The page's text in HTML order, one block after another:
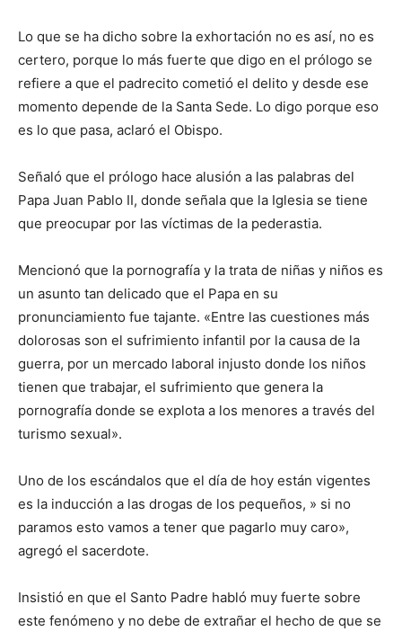
Lo que se ha dicho sobre la exhortación no es así, no es
certero, porque lo más fuerte que digo en el prólogo se
refiere a que el padrecito cometió el delito y desde ese
momento depende de la Santa Sede. Lo digo porque eso
es lo que pasa, aclaró el Obispo.
Señaló que el prólogo hace alusión a las palabras del
Papa Juan Pablo II, donde señala que la Iglesia se tiene
que preocupar por las víctimas de la pederastia.
Mencionó que la pornografía y la trata de niñas y niños es
un asunto tan delicado que el Papa en su
pronunciamiento fue tajante. «Entre las cuestiones más
dolorosas son el sufrimiento infantil por la causa de la
guerra, por un mercado laboral injusto donde los niños
tienen que trabajar, el sufrimiento que genera la
pornografía donde se explota a los menores a través del
turismo sexual».
Uno de los escándalos que el día de hoy están vigentes
es la inducción a las drogas de los pequeños, » si no
paramos esto vamos a tener que pagarlo muy caro»,
agregó el sacerdote.
Insistió en que el Santo Padre habló muy fuerte sobre
este fenómeno y no debe de extrañar el hecho de que se